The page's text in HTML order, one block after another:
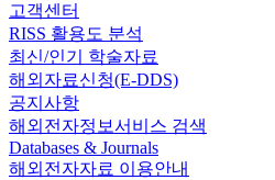
고객센터
RISS 활용도 분석
최신/인기 학술자료
해외자료신청(E-DDS)
공지사항
해외전자정보서비스 검색
Databases & Journals
해외전자자료 이용안내